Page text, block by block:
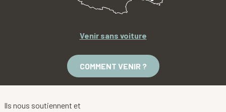
Venir sans voiture
COMMENT VENIR ?
Ils nous soutiennent et